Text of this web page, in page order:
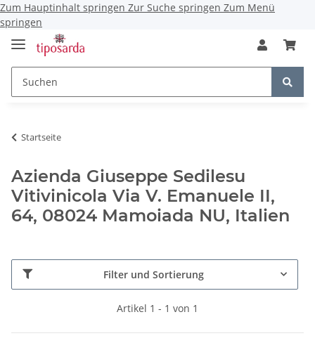
Zum Hauptinhalt springen Zur Suche springen Zum Menü
springen
Startseite
Azienda Giuseppe Sedilesu
Vitivinicola Via V. Emanuele II,
64, 08024 Mamoiada NU, Italien
Filter und Sortierung
Artikel 1 - 1 von 1